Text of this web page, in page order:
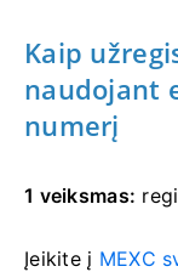
Kaip
naudojant
numerį
1 veiksmas:
Įeikite į MEXC